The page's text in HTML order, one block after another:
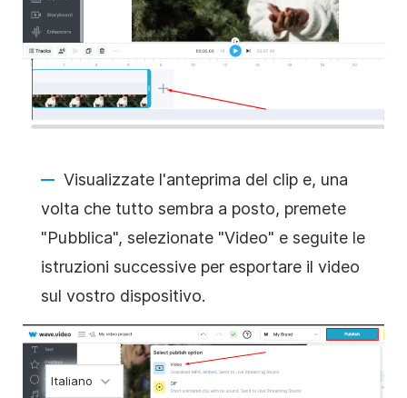
Visualizzate l'anteprima del clip e, una
volta che tutto sembra a posto, premete
"Pubblica", selezionate "Video" e seguite le
istruzioni successive per esportare il video
sul vostro dispositivo.
Italiano